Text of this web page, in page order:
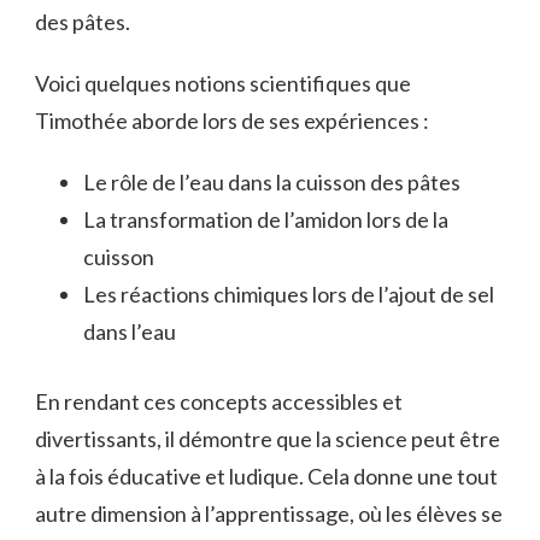
des pâtes.
Voici quelques notions scientifiques que
Timothée aborde lors de ses expériences :
Le rôle de l’eau dans la cuisson des pâtes
La transformation de l’amidon lors de la
cuisson
Les réactions chimiques lors de l’ajout de sel
dans l’eau
En rendant ces concepts accessibles et
divertissants, il démontre que la science peut être
à la fois éducative et ludique. Cela donne une tout
autre dimension à l’apprentissage, où les élèves se